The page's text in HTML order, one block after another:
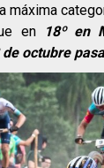
máxima
en
18º en
octubre